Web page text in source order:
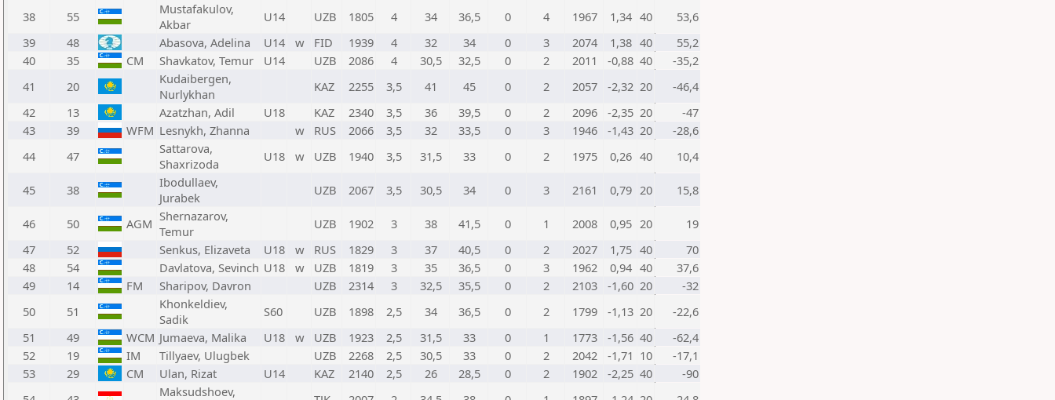
38 55
Mustafakulov,
Akbar
U14 UZB 1805 4 34 36,5 0 4 1967 1,34 40
53,6
39
48 Abasova, Adelina U14 w FID 1939 4 32 34 0 3 2074 1,38 40
55,2
40
35 CM Shavkatov, Temur U14 UZB 2086 4 30,5 32,5 0 2 2011 -0,88 40
-35,2
41
20
Kudaibergen,
Nurlykhan
KAZ 2255 3,5 41 45 0 2 2057 -2,32 20
-46,4
42
13 Azatzhan, Adil U18 KAZ 2340 3,5 36 39,5 0 2 2096 -2,35 20
-47
43
39 WFM Lesnykh, Zhanna w RUS 2066 3,5 32 33,5 0 3 1946 -1,43 20
-28,6
44
47
Sattarova,
Shaxrizoda
U18 w UZB 1940 3,5 31,5 33 0 2 1975 0,26 40 10,4
45 38
Ibodullaev,
Jurabek
UZB 2067 3,5 30,5 34 0 3 2161 0,79 20 15,8
46 50 AGM Shernazarov,
Temur
UZB 1902 3 38 41,5 0 1 2008 0,95 20
19
47
52 Senkus, Elizaveta U18 w RUS 1829 3 37 40,5 0 2 2027 1,75 40
70
48
54 Davlatova, Sevinch U18 w UZB 1819 3 35 36,5 0 3 1962 0,94 40
37,6
49
14 FM Sharipov, Davron UZB 2314 3 32,5 35,5 0 2 2103 -1,60 20
-32
50
51
Khonkeldiev,
Sadik
S60 UZB 1898 2,5 34 36,5 0 2 1799 -1,13 20
-22,6
51
49 WCM Jumaeva, Malika U18 w UZB 1923 2,5 31,5 33 0 1 1773 -1,56 40
-62,4
52
19 IM Tillyaev, Ulugbek UZB 2268 2,5 30,5 33 0 2 2042 -1,71 10
-17,1
53
29 CM Ulan, Rizat U14 KAZ 2140 2,5 26 28,5 0 2 1902 -2,25 40
-90
Maksudshoev,